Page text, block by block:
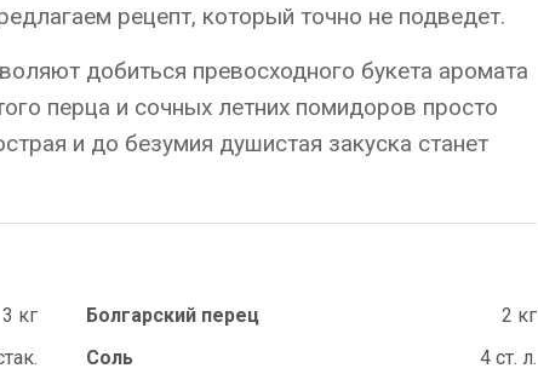
рецепт, который точно не подведет.
добиться превосходного букета аромата
перца и сочных летних помидоров просто
и до безумия душистая закуска станет
3 кг Болгарский перец
2 кг
Соль
4 ст. л.